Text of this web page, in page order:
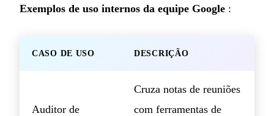
Exemplos de uso internos da equipe Google :
CASO DE USO DESCRIÇÃO
Auditor de
Cruza notas de reuniões
com ferramentas de